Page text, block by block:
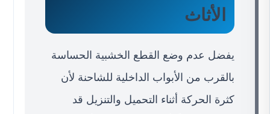
الأثاث
يفضل عدم وضع القطع الخشبية الحساسة
بالقرب من الأبواب الداخلية للشاحنة لأن
كثرة الحركة أثناء التحميل والتنزيل قد